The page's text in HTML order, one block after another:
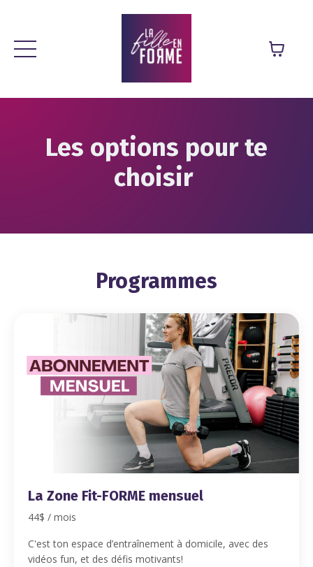
Les options pour te
choisir
Programmes
La Zone Fit-FORME mensuel
44$ / mois
C'est ton espace d’entraînement à domicile, avec des
vidéos fun, et des défis motivants!